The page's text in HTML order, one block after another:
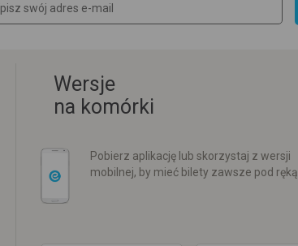
Wersje
na komórki
Pobierz aplikację lub skorzystaj z wersji
mobilnej, by mieć bilety zawsze pod ręką